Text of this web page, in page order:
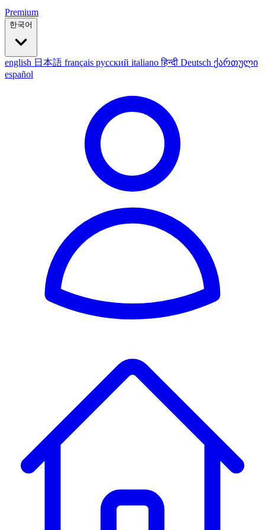
Premium
한국어
english 日本語 français русский italianoहिन्दी Deutsch ქართული
español